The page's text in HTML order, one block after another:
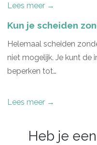
Lees meer →
Kun je scheiden
Helemaal scheiden
niet mogelijk. Je kunt de
beperken tot…
Lees meer →
Heb je